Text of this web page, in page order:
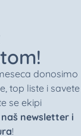
donosimo
top liste i savete
se ekipi
newsletter i
!